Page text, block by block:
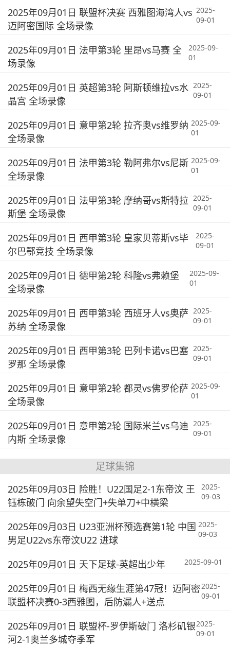
2025年09月01日 联盟杯决赛 西雅图海湾人vs
迈阿密国际 全场录像
2025-
09-01
2025年09月01日 法甲第3轮 里昂vs马赛 全
场录像
2025-09-
01
2025年09月01日 英超第3轮 阿斯顿维拉vs水
晶宫 全场录像
2025-
09-01
2025年09月01日 意甲第2轮 拉齐奥vs维罗纳
全场录像
2025-09-
01
2025年09月01日 法甲第3轮 勒阿弗尔vs尼斯
全场录像
2025-09-
01
2025年09月01日 法甲第3轮 摩纳哥vs斯特拉
斯堡 全场录像
2025-
09-01
2025年09月01日 西甲第3轮 皇家贝蒂斯vs毕
尔巴鄂竞技 全场录像
2025-
09-01
2025年09月01日 德甲第2轮 科隆vs弗赖堡
全场录像
2025-09-
01
2025年09月01日 西甲第3轮 西班牙人vs奥萨
苏纳 全场录像
2025-
09-01
2025年09月01日 西甲第3轮 巴列卡诺vs巴塞
罗那 全场录像
2025-
09-01
2025年09月01日 意甲第2轮 都灵vs佛罗伦萨
全场录像
2025-09-
01
2025年09月01日 意甲第2轮 国际米兰vs乌迪
内斯 全场录像
2025-
09-01
足球集锦
2025年09月03日 险胜！U22国足2-1东帝汶 王
钰栋破门 向余望失空门+失单刀+中横梁
2025-
09-03
2025年09月03日 U23亚洲杯预选赛第1轮 中国
男足U22vs东帝汶U22 进球
2025-
09-03
2025年09月01日 天下足球-英超出少年 2025-09-01
2025年09月01日 梅西无缘生涯第47冠！迈阿密
联盟杯决赛0-3西雅图，后防漏人+送点
2025-
09-01
2025年09月01日 联盟杯-罗伊斯破门 洛杉矶银
河2-1奥兰多城夺季军
2025-
09-01